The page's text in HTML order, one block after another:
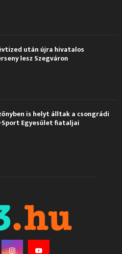
után újra hivatalos
lesz Szegváron
is helyt álltak a csongrádi
Sport Egyesület fiataljai